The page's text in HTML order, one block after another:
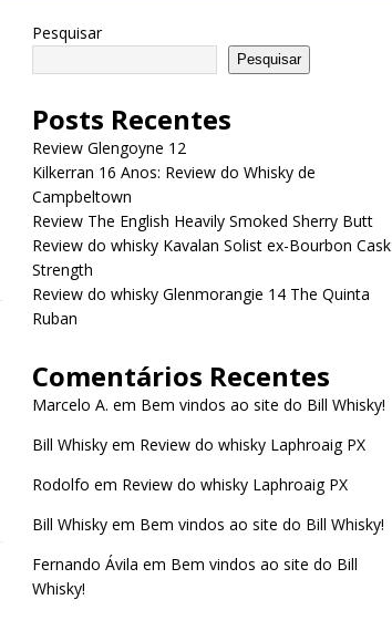
Pesquisar
Pesquisar
Posts Recentes
Review Glengoyne 12
Kilkerran 16 Anos: Review do Whisky de
Campbeltown
Review The English Heavily Smoked Sherry Butt
Review do whisky Kavalan Solist ex-Bourbon Cask
Strength
Review do whisky Glenmorangie 14 The Quinta
Ruban
Comentários Recentes
Marcelo A. em Bem vindos ao site do Bill Whisky!
Bill Whiskyem Review do whisky Laphroaig PX
Rodolfo em Review do whisky Laphroaig PX
Bill Whiskyem Bem vindos ao site do Bill Whisky!
Fernando Ávila em Bem vindos ao site do Bill
Whisky!